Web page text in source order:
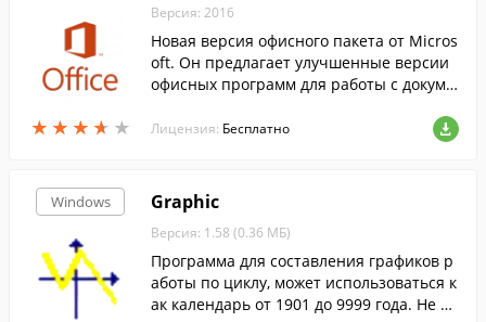
★ ★ ★ ★ ★
★ ★ ★ ★ ★
Версия: 2016
Новая версия офисного пакета от Micros
oft. Он предлагает улучшенные версии
офисных программ для работы с докуме
ми данных и т.д.
Лицензия: Бесплатно
Windows Graphic
Версия: 1.58 (0.36 МБ)
Программа для составления графиков р
аботы по циклу, может использоваться к
ак календарь от 1901 до 9999 года. Не тр